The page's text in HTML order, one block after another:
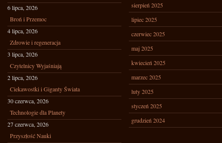
6 lipca, 2026
Broń i Przemoc
4 lipca, 2026
Zdrowie i regeneracja
3 lipca, 2026
Czytelnicy Wyjaśniają
2 lipca, 2026
Ciekawostki i Giganty Świata
30 czerwca, 2026
Technologie dla Planety
27 czerwca, 2026
Przyszłość Nauki
sierpień 2025
lipiec 2025
czerwiec 2025
maj 2025
kwiecień 2025
marzec 2025
luty 2025
styczeń 2025
grudzień 2024